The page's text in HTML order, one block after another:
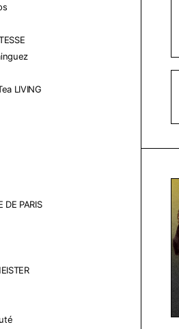
LIVING
DE PARIS